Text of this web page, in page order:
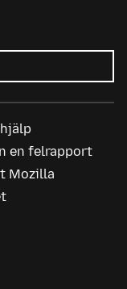
en felrapport
Mozilla